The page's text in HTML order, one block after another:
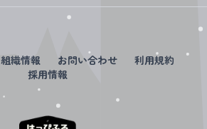
組織情報 お問い合わせ
利用規約
採用情報